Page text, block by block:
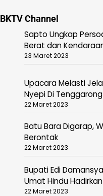
BKTV Channel
Sapto Ungkap
Berat dan
23 Maret 2023
Upacara Melasti
Nyepi Di Tenggarong
22 Maret 2023
Batu Bara Digarap,
Berontak
22 Maret 2023
Bupati Edi
Umat Hindu
22 Maret 2023